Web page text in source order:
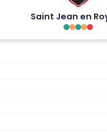
Saint Jean en